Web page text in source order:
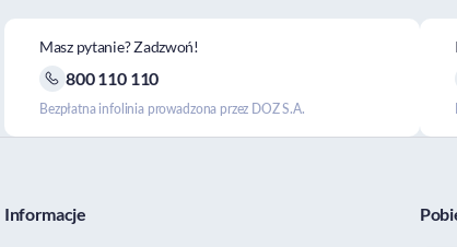
Masz pytanie? Zadzwoń!
800 110 110
Bezpłatna infolinia prowadzona przez DOZ S.A.
Informacje